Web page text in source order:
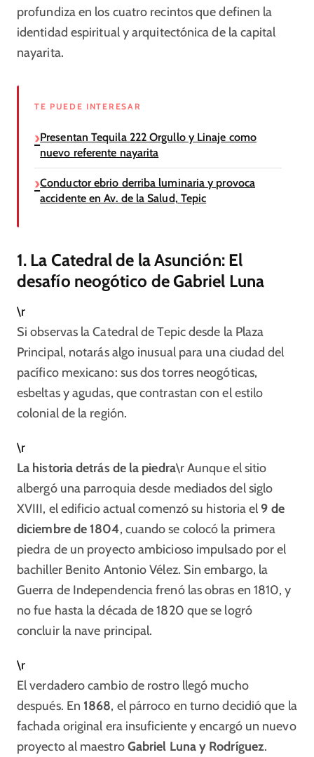
profundiza en los cuatro recintos que definen la
identidad espiritual y arquitectónica de la capital
nayarita.
TE PUEDE INTERESAR
Presentan Tequila 222 Orgullo y Linaje como
nuevo referente nayarita
Conductor ebrio derriba luminaria y provoca
accidente en Av. de la Salud, Tepic
1. La Catedral de la Asunción: El
desafío neogótico de Gabriel Luna
\r
Si observas la Catedral de Tepic desde la Plaza
Principal, notarás algo inusual para una ciudad del
pacífico mexicano: sus dos torres neogóticas,
esbeltas y agudas, que contrastan con el estilo
colonial de la región.
\r
La historia detrás de la piedra\r Aunque el sitio
albergó una parroquia desde mediados del siglo
XVIII, el edificio actual comenzó su historia el 9 de
diciembre de 1804, cuando se colocó la primera
piedra de un proyecto ambicioso impulsado por el
bachiller Benito Antonio Vélez. Sin embargo, la
Guerra de Independencia frenó las obras en 1810, y
no fue hasta la década de 1820 que se logró
concluir la nave principal.​
\r
El verdadero cambio de rostro llegó mucho
después. En 1868, el párroco en turno decidió que la
fachada original era insuficiente y encargó un nuevo
proyecto al maestroGabriel Luna y Rodríguez.